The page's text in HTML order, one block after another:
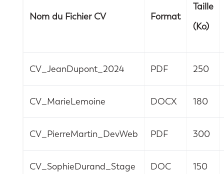
Nom du Fichier CV Format
Taille
(Ko)
CV_JeanDupont_2024 PDF 250
CV_MarieLemoine DOCX 180
CV_PierreMartin_DevWeb PDF 300
CV_SophieDurand_Stage DOC 150